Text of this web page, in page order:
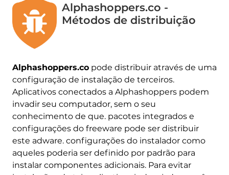
Alphashoppers.co -
Métodos de distribuição
Alphashoppers.copode distribuir através de uma
configuração de instalação de terceiros.
Aplicativos conectados a Alphashoppers podem
invadir seu computador, sem o seu
conhecimento de que. pacotes integrados e
configurações do freeware pode ser distribuir
este adware. configurações do instalador como
aqueles poderia ser definido por padrão para
instalar componentes adicionais. Para evitar